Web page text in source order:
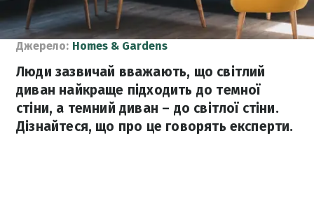
Джерело: Homes & Gardens
Люди зазвичай вважають, що світлий
диван найкраще підходить до темної
стіни, а темний диван – до світлої стіни.
Дізнайтеся, що про це говорять експерти.